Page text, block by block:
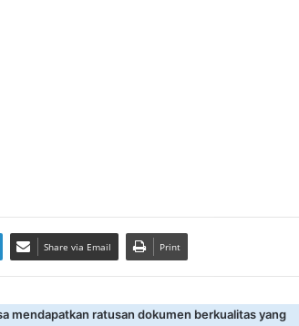
Share via Email Print
mendapatkan ratusan dokumen berkualitas yang